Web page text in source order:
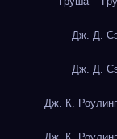
Дж. Д.
Дж. Д.
Дж. К.